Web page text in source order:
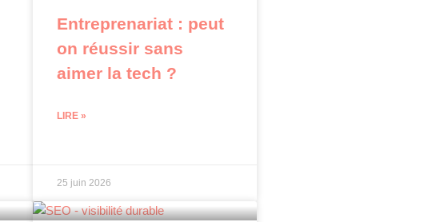
Entreprenariat : peut
on réussir sans
aimer la tech ?
LIRE »
25 juin 2026